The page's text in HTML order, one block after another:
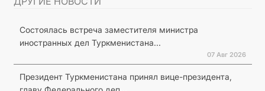
Состоялась встреча заместителя министра
иностранных дел Туркменистана...
07 Авг 2026
Президент Туркменистана принял вице-президента,